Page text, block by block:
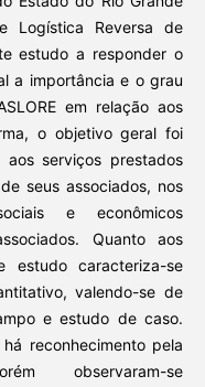
Logística Reversa de
estudo a responder o
a importância e o grau
em relação aos
o objetivo geral foi
serviços prestados
seus associados, nos
e econômicos
Quanto aos
estudo caracteriza-se
valendo-se de
e estudo de caso.
reconhecimento pela
observaram-se